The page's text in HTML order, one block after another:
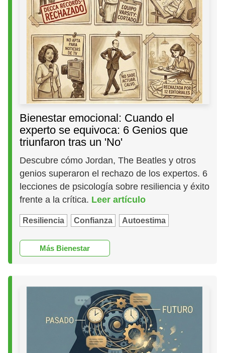
Bienestar emocional: Cuando el
experto se equivoca: 6 Genios que
triunfaron tras un 'No'
Descubre cómo Jordan, The Beatles y otros
genios superaron el rechazo de los expertos. 6
lecciones de psicología sobre resiliencia y éxito
frente a la crítica. Leer artículo
Resiliencia Confianza Autoestima
Más Bienestar